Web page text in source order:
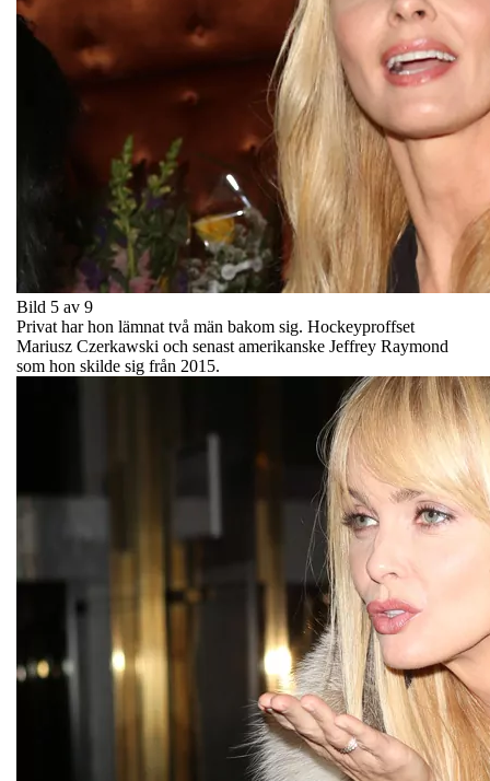
Bild 5 av 9
Privat har hon lämnat två män bakom sig. Hockeyproffset
Mariusz Czerkawski och senast amerikanske Jeffrey Raymond
som hon skilde sig från 2015.